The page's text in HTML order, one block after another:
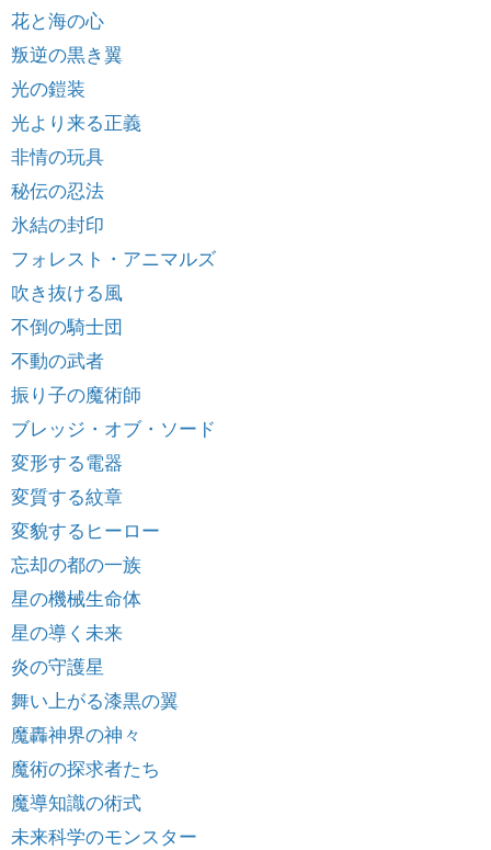
花と海の心
叛逆の黒き翼
光の鎧装
光より来る正義
非情の玩具
秘伝の忍法
氷結の封印
フォレスト・アニマルズ
吹き抜ける風
不倒の騎士団
不動の武者
振り子の魔術師
ブレッジ・オブ・ソード
変形する電器
変質する紋章
変貌するヒーロー
忘却の都の一族
星の機械生命体
星の導く未来
炎の守護星
舞い上がる漆黒の翼
魔轟神界の神々
魔術の探求者たち
魔導知識の術式
未来科学のモンスター